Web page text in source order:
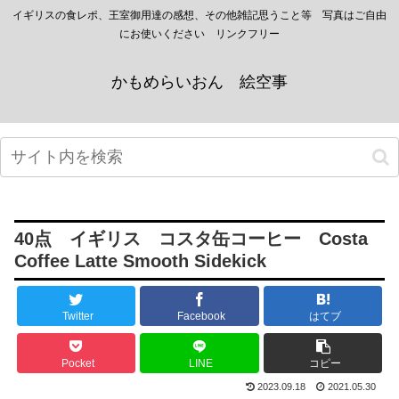
イギリスの食レポ、王室御用達の感想、その他雑記思うこと等 写真はご自由
にお使いください リンクフリー
かもめらいおん 絵空事
40点 イギリス コスタ缶コーヒー Costa
Coffee Latte Smooth Sidekick
Twitter Facebook はてブ
Pocket LINE コピー
2023.09.18 2021.05.30